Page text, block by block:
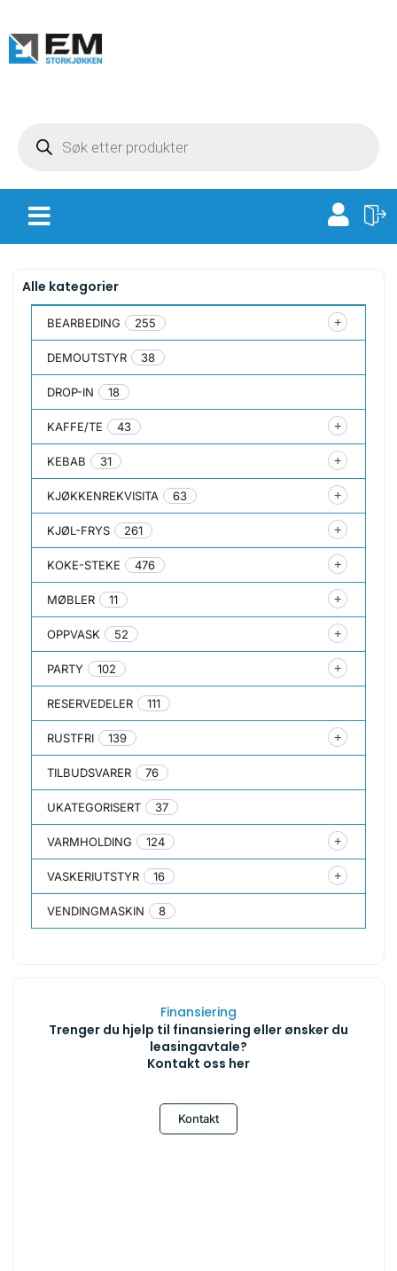
Alle kategorier
BEARBEDING 255
DEMOUTSTYR 38
DROP-IN 18
KAFFE/TE 43
KEBAB 31
KJØKKENREKVISITA 63
KJØL-FRYS 261
KOKE-STEKE 476
MØBLER 11
OPPVASK 52
PARTY 102
RESERVEDELER 111
RUSTFRI 139
TILBUDSVARER 76
UKATEGORISERT 37
VARMHOLDING 124
VASKERIUTSTYR 16
VENDINGMASKIN 8
Finansiering
Trenger du hjelp til finansiering eller ønsker du
leasingavtale?
Kontakt oss her
Kontakt